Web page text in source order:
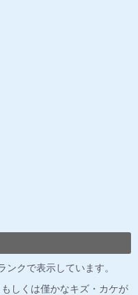
クで表示しています。
しくは僅かなキズ・カケが